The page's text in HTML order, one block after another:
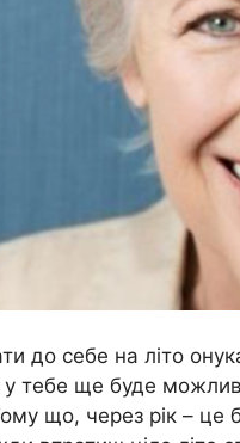
до себе на літо
тебе ще буде
що, через рік – це